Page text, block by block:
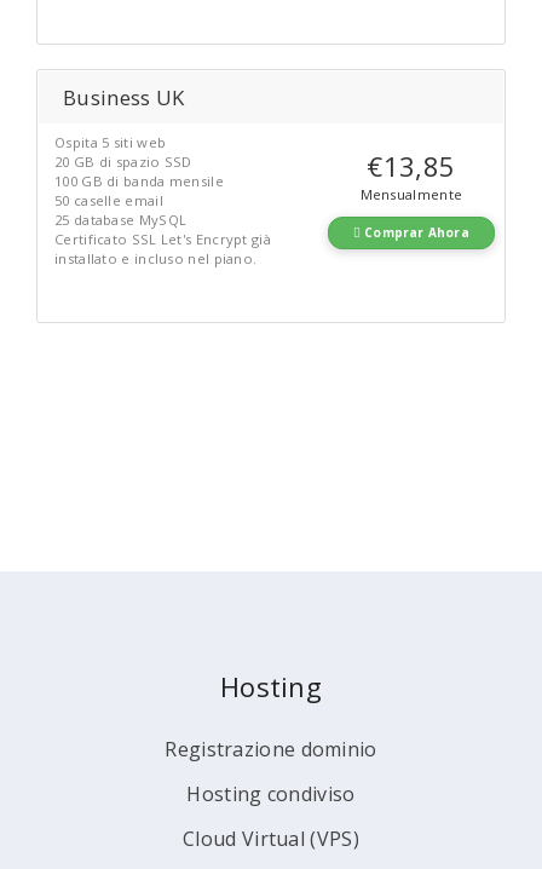
Business UK
Ospita 5 siti web
20 GB di spazio SSD
100 GB di banda mensile
50 caselle email
25 database MySQL
Certificato SSL Let's Encrypt già
installato e incluso nel piano.
€13,85
Mensualmente
Comprar Ahora
Hosting
Registrazione dominio
Hosting condiviso
Cloud Virtual (VPS)